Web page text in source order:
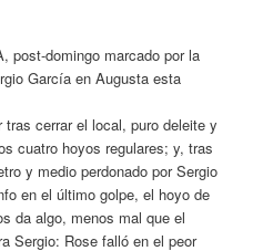
post-domingo marcado por la
García en Augusta esta
cerrar el local, puro deleite y
cuatro hoyos regulares; y, tras
y medio perdonado por Sergio
en el último golpe, el hoyo de
da algo, menos mal que el
Sergio: Rose falló en el peor